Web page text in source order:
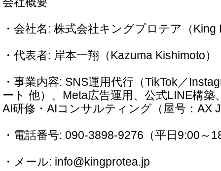
・会社名: 株式会社キングプロテア（King
・代表者: 岸本一翔（Kazuma Kishimoto）
・事業内容: SNS運用代行（TikTok／
ート 他）、Meta広告運用、公式LINE構築
AI研修・AIコンサルティング（屋号：AX
・電話番号: 090-3898-9276（平日9:00～
・メール: info@kingprotea.jp